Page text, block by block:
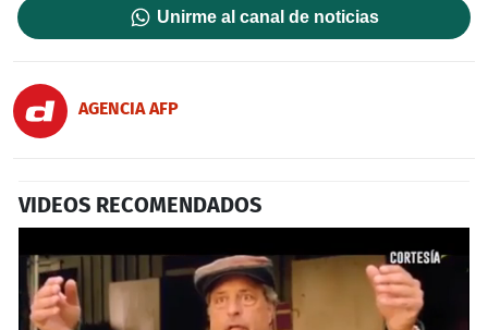
Unirme al canal de noticias
AGENCIA AFP
VIDEOS RECOMENDADOS